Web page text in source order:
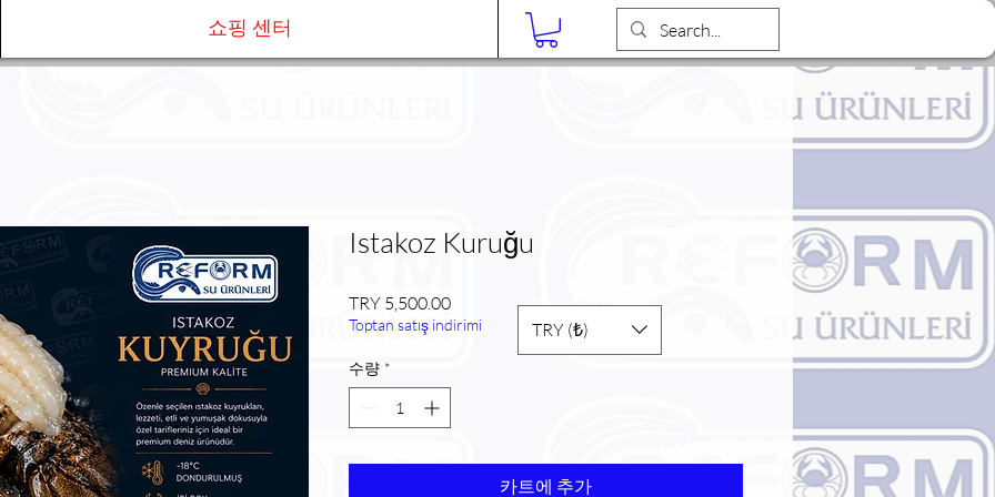
쇼핑 센터
Istakoz Kuruğu
TRY 5,500.00가
격
Toptan satış indirimi
수량 *
카트에 추가
TRY (₺)